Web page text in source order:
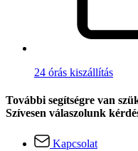
24 órás kiszállítás
További segítségre van
Szívesen válaszolunk
Kapcsolat